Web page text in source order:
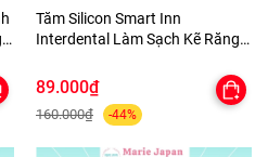
Tăm Silicon Smart Inn
Interdental Làm Sạch Kẽ Răng
89.000₫
160.000₫ -44%